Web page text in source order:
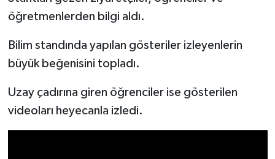
öğretmenlerden bilgi aldı.
Bilim standında yapılan gösteriler izleyenlerin
büyük beğenisini topladı.
Uzay çadırına giren öğrenciler ise gösterilen
videoları heyecanla izledi.